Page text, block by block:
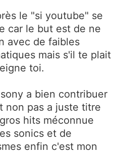
le "si youtube" se
car le but est de ne
avec de faibles
mais s'il te plait
toi.
a bien contribuer
non pas a juste titre
hits méconnue
sonics et de
enfin c'est mon